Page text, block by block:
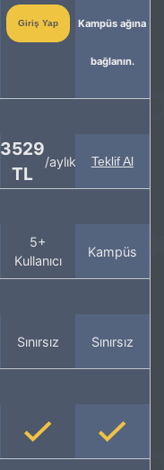
Giriş Yap Kampüs ağına
bağlanın.
3529
TL
/aylık Teklif Al
5+
Kullanıcı
Kampüs
Sınırsız Sınırsız